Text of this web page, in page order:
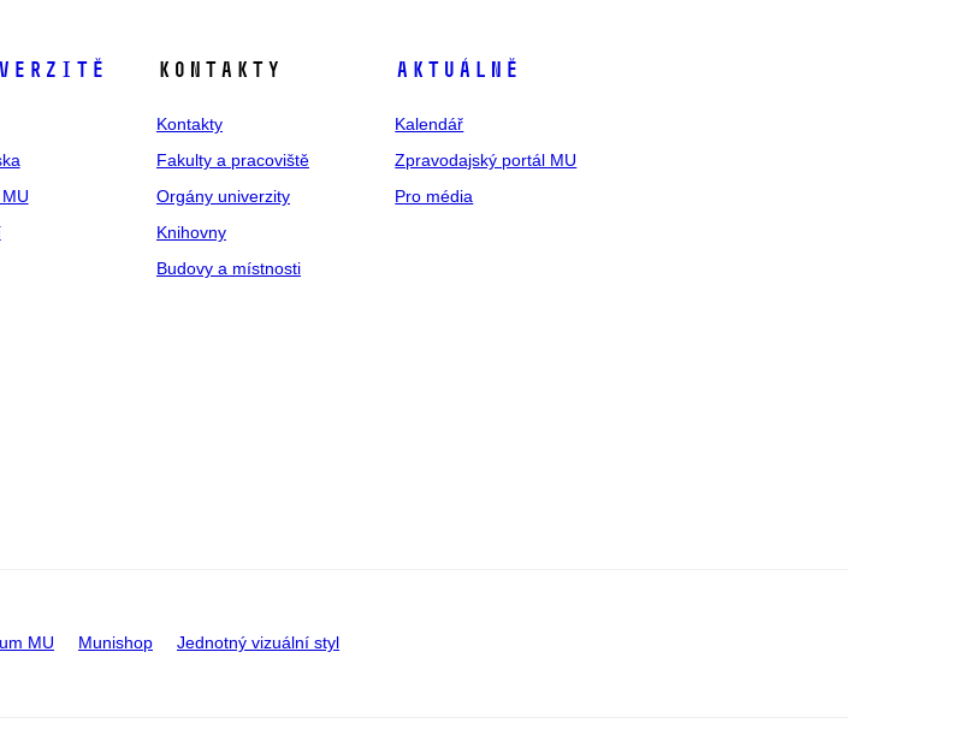
Kontakty
Kontakty
Fakulty a pracoviště
Orgány univerzity
Knihovny
Budovy a místnosti
Aktuálně
Kalendář
Zpravodajský portál MU
Pro média
MU Munishop Jednotný vizuální styl